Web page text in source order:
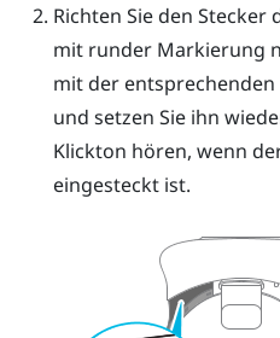
Richten Sie den Stecker
mit runder Markierung
mit der
und setzen Sie ihn
Klickton hören, wenn
eingesteckt ist.